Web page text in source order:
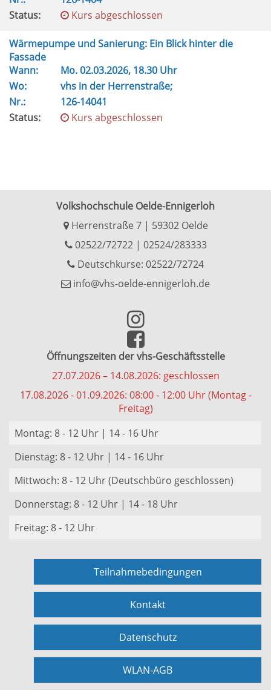
Status:
Kurs abgeschlossen
Wärmepumpe und Sanierung: Ein Blick hinter die
Fassade
Wann:
Mo.02.03.2026, 18.30 Uhr
Wo:
vhs in der Herrenstraße;
Nr.:
126-14041
Status:
Kurs abgeschlossen
Volkshochschule Oelde-Ennigerloh
Herrenstraße 7 | 59302 Oelde
02522/72722| 02524/283333
Deutschkurse: 02522/72724
info@vhs-oelde-ennigerloh.de
Öffnungszeiten der vhs-Geschäftsstelle
27.07.2026 – 14.08.2026: geschlossen
17.08.2026 - 01.09.2026: 08:00 - 12:00 Uhr (Montag -
Freitag)
Montag: 8 - 12 Uhr | 14 - 16 Uhr
Dienstag: 8 - 12 Uhr | 14 - 16 Uhr
Mittwoch: 8 - 12 Uhr (Deutschbüro geschlossen)
Donnerstag: 8 - 12 Uhr | 14 - 18 Uhr
Freitag: 8 - 12 Uhr
Teilnahmebedingungen
Kontakt
Datenschutz
WLAN-AGB